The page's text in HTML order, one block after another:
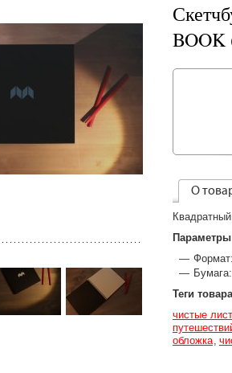
BOOK
О
Параметры
Теги товара
чистые
обложка